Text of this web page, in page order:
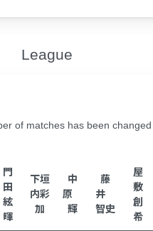
League
of matches has been
門
田
絃
暉
下垣
内彩
加
中
原
輝
藤
井
智史
屋
敷
創
希